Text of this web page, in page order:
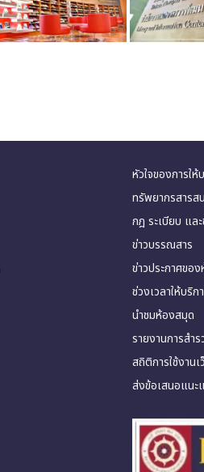
หัวใจของการให้
ทรัพยากรสารส
กฎ ระเบียบ แล
ข่าวบรรณสาร
ข่าวประกาศขอ
ช่วงเวลาให้บริก
นำชมห้องสมุด
รายงานการสำ
สถิติการใช้งานเ
ส่งข้อเสนอแนะ